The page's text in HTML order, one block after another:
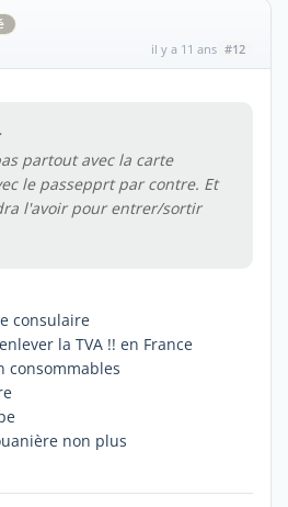
il y a 11 ans #12
partout avec la carte
le passepprt par contre. Et
l'avoir pour entrer/sortir
consulaire
la TVA !! en France
consommables
non plus